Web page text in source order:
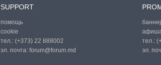
SUPPORT
помощь
cookie
тел.: (+373) 22 888002
эл. почта: forum@forum.md
тел.:
эл.